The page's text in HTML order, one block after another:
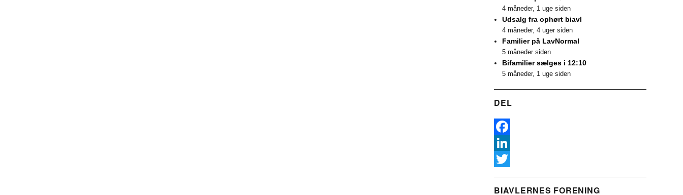
4 måneder, 1 uge siden
Udsalg fra ophørt biavl
4 måneder, 4 uger siden
Familier på LavNormal
5 måneder siden
Bifamilier sælges i 12:10
5 måneder, 1 uge siden
DEL
F
a
e
L
nw
BIAVLERNES FORENING